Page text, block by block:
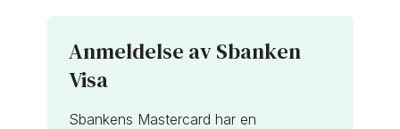
Anmeldelse av Sbanken
Visa
Sbankens Mastercard har en